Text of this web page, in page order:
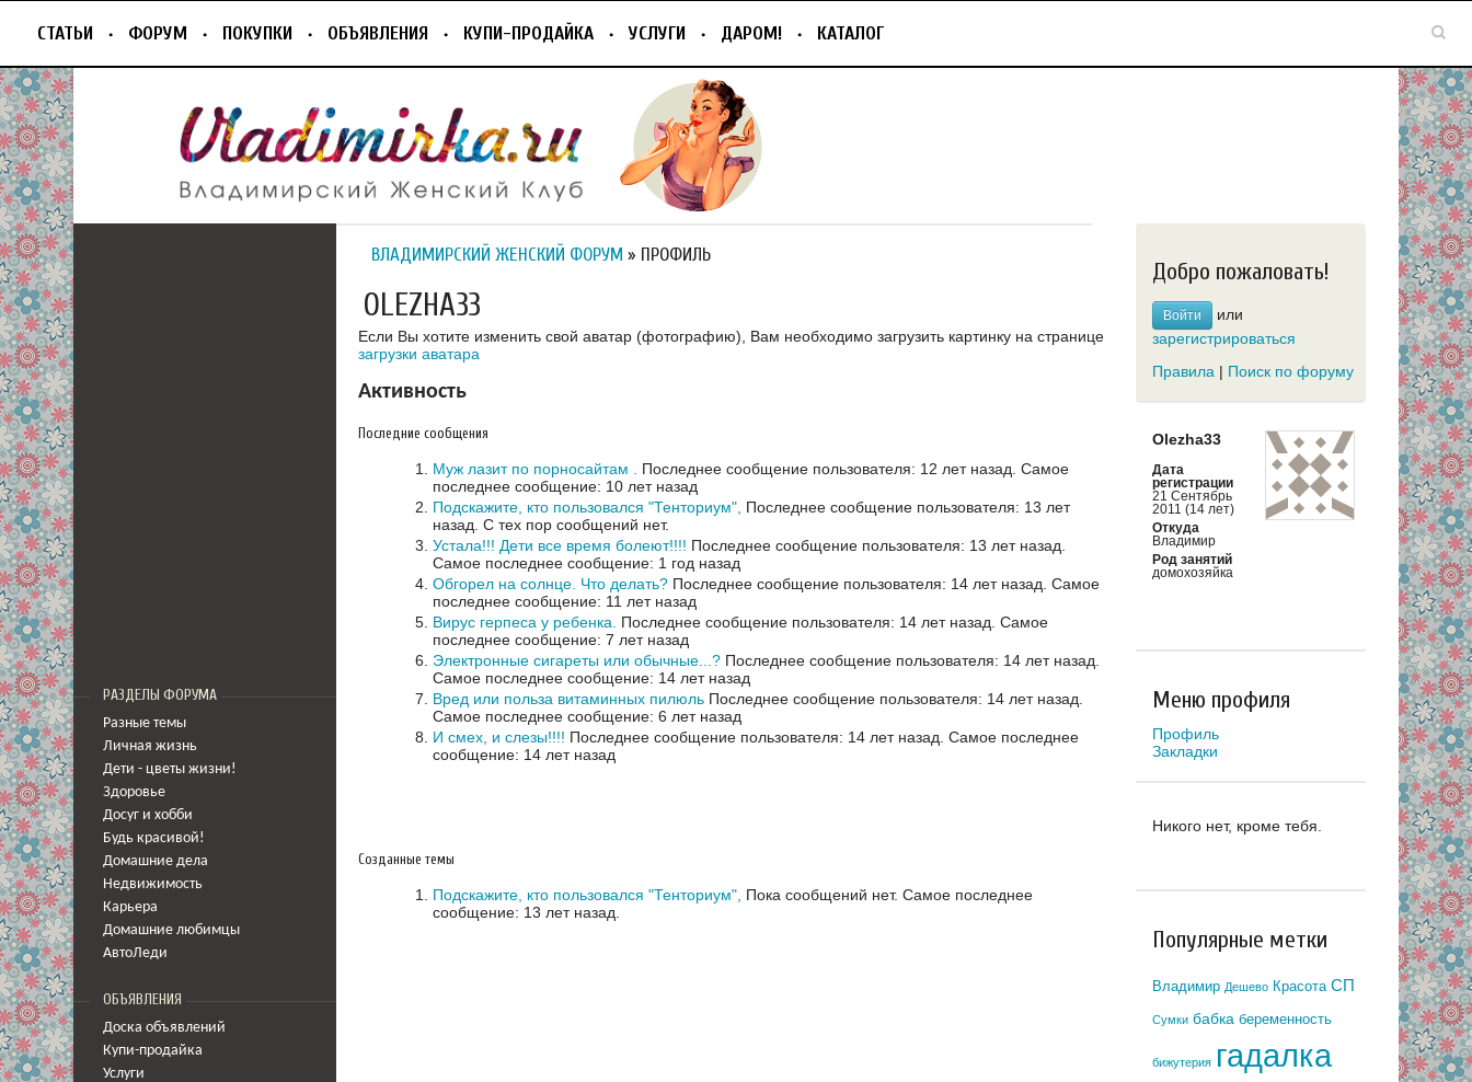
СТАТЬИ ФОРУМ ПОКУПКИ ОБЪЯВЛЕНИЯ КУПИ-ПРОДАЙКА УСЛУГИ ДАРОМ! КАТАЛОГ
РАЗДЕЛЫ ФОРУМА
Разные темы
Личная жизнь
Дети - цветы жизни!
Здоровье
Досуг и хобби
Будь красивой!
Домашние дела
Недвижимость
Карьера
Домашние любимцы
АвтоЛеди
ОБЪЯВЛЕНИЯ
Доска объявлений
Купи-продайка
Услуги
ВЛАДИМИРСКИЙ ЖЕНСКИЙ ФОРУМ » ПРОФИЛЬ
OLEZHA33
Если Вы хотите изменить свой аватар (фотографию), Вам необходимо загрузить картинку на странице
загрузки аватара
Активность
Последние сообщения
Муж лазит по порносайтам . Последнее сообщение пользователя: 12 лет назад. Самое
последнее сообщение: 10 лет назад
Подскажите, кто пользовался "Тенториум", Последнее сообщение пользователя: 13 лет
назад. С тех пор сообщений нет.
Устала!!! Дети все время болеют!!!! Последнее сообщение пользователя: 13 лет назад.
Самое последнее сообщение: 1 год назад
Обгорел на солнце. Что делать? Последнее сообщение пользователя: 14 лет назад. Самое
последнее сообщение: 11 лет назад
Вирус герпеса у ребенка.
Последнее сообщение пользователя: 14 лет назад. Самое
последнее сообщение: 7 лет назад
Электронные сигареты или обычные...? Последнее сообщение пользователя: 14 лет назад.
Самое последнее сообщение: 14 лет назад
Вред или польза витаминных пилюль Последнее сообщение пользователя: 14 лет назад.
Самое последнее сообщение: 6 лет назад
И смех, и слезы!!!! Последнее сообщение пользователя: 14 лет назад. Самое последнее
сообщение: 14 лет назад
Созданные темы
Подскажите, кто пользовался "Тенториум", Пока сообщений нет. Самое последнее
сообщение: 13 лет назад.
Добро пожаловать!
Войти
или
зарегистрироваться
Правила | Поиск по форуму
Olezha33
Дата
регистрации
21 Сентябрь
2011 (14 лет)
Откуда
Владимир
Род занятий
домохозяйка
Меню профиля
Профиль
Закладки
Никого нет, кроме тебя.
Популярные метки
Владимир Дешево Красота СП
Сумки бабка беременность
бижутерия гадалка